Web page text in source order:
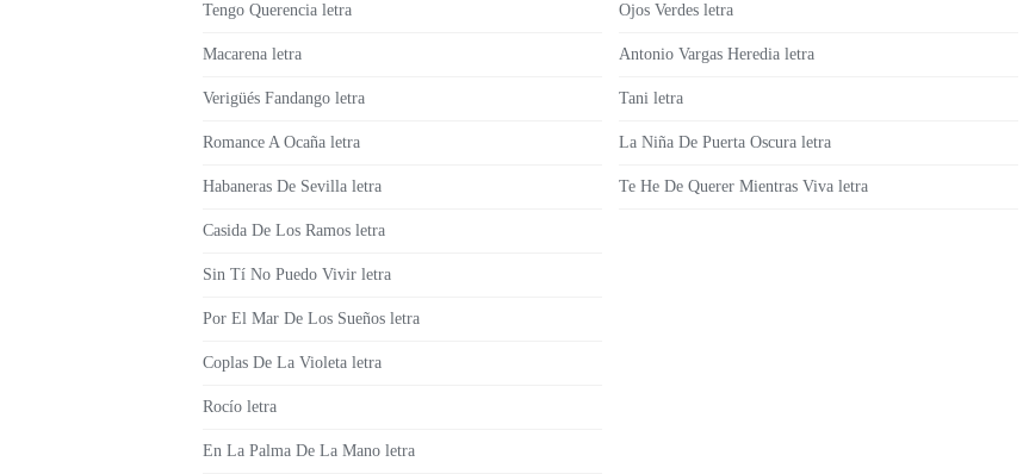
Tengo Querencia letra
Macarena letra
Verigüés Fandango letra
Romance A Ocaña letra
Habaneras De Sevilla letra
Casida De Los Ramos letra
Sin Tí No Puedo Vivir letra
Por El Mar De Los Sueños letra
Coplas De La Violeta letra
Rocío letra
En La Palma De La Mano letra
Ojos Verdes letra
Antonio Vargas Heredia letra
Tani letra
La Niña De Puerta Oscura letra
Te He De Querer Mientras Viva letra